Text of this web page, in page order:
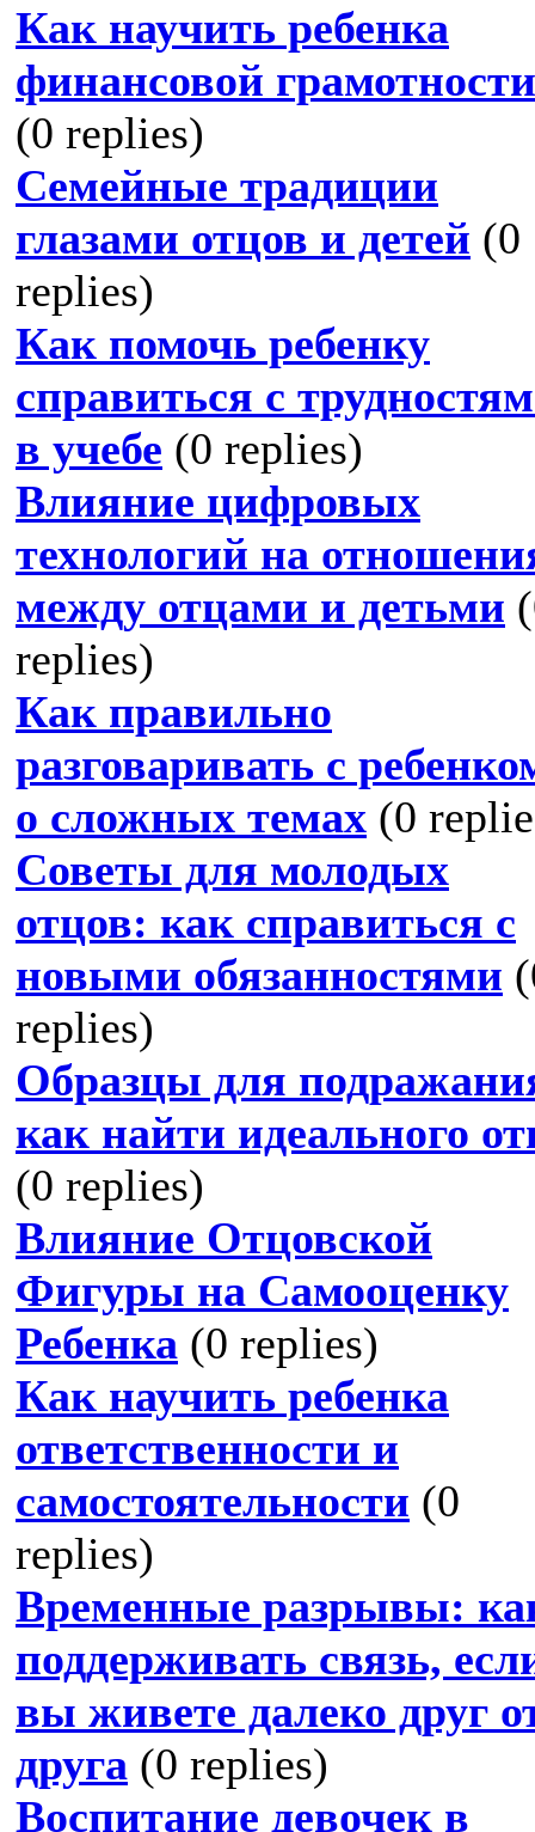
Как научить ребенка
финансовой грамотности
(0 replies)
Семейные традиции
глазами отцов и детей (0
replies)
Как помочь ребенку
справиться с
в учебе (0 replies)
Влияние цифровых
технологий на
между отцами и детьми
replies)
Как правильно
разговаривать с
о сложных темах (0
Советы для молодых
отцов: как справиться с
новыми обязанностями
replies)
Образцы для
как найти идеального
(0 replies)
Влияние Отцовской
Фигуры на Самооценку
Ребенка (0 replies)
Как научить ребенка
ответственности и
самостоятельности (0
replies)
Временные разрывы:
поддерживать связь,
вы живете далеко друг
друга (0 replies)
Воспитание девочек в